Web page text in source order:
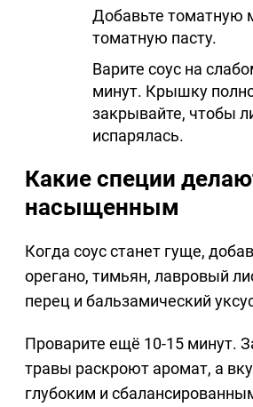
Добавьте томатную
томатную пасту.
Варите соус на
минут. Крышку
закрывайте, чтобы
испарялась.
Какие специи
насыщенным
Когда соус станет гуще,
орегано, тимьян, лавровый
перец и бальзамический
Проварите ещё 10-15 минут.
травы раскроют аромат, а
глубоким и